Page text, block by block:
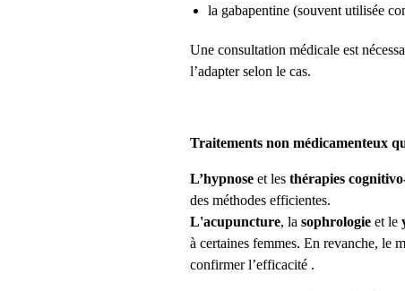
la gabapentine (souvent utilisée
Une consultation médicale est
l’adapter selon le cas.
Traitements non médicamenteux
L’hypnose et les thérapies
des méthodes efficientes.
L'acupuncture, la sophrologie et le
à certaines femmes. En revanche, le
confirmer l’efficacité .